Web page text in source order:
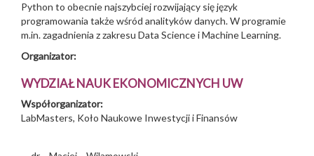
Python to obecnie najszybciej rozwijający się język
programowania także wśród analityków danych. W programie
m.in. zagadnienia z zakresu Data Science i Machine Learning.
Organizator:
WYDZIAŁ NAUK EKONOMICZNYCH UW
Współorganizator:
LabMasters, Koło Naukowe Inwestycji i Finansów